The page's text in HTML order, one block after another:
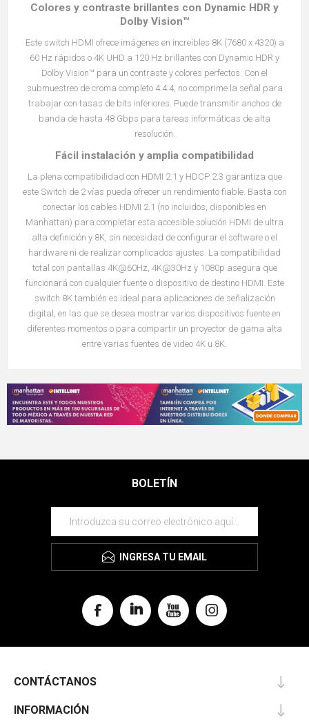
Colores y contraste brillantes con Dynamic HDR y
Dolby Vision™
Este switch HDMI ofrece imágenes en increíbles 8K (7680 x 4320) a
60 Hz rápidos o 4K UHD a 120 Hz brillantes con Dynamic HDR y
Dolby Vision™ para un contraste y colores perfectos. Con el
submuestreo de croma completo 4:4:4, no comprime la señal para
trabajar con tasas de bits inferiores. Puede transmitir anchos de
banda de hasta 48 Gbps para tareas informáticas de alta
resolución.
Fácil instalación y amplia compatibilidad
La plena compatibilidad con HDMI 2.1 y HDCP 2.3 garantiza que
este Switch de 2 vías pueda ofrecer un rendimiento fiable. Basta con
conectar los cables HDMI 2.1 (no incluidos, disponibles en
Manhattan) para completar esta accesible solución HDMI de ultra
alta definición y 8K, sin necesidad de configurar el software o el
hardware ni de realizar complicados ajustes. La compatibilidad
total con pantallas 4K@60Hz, 4K@30Hz y 1080p asegura que
funcionará con cualquier fuente o dispositivo de destino HDMI. Este
switch 8K también es ideal para aplicaciones de señalización
digital, en las que se desea mostrar varios dispositivos fuente en
diferentes momentos o para compartir un proyector de gama alta
entre varias fuentes de video 4K u 8K.
BOLETÍN
INGRESA TU EMAIL
CONTÁCTANOS
INFORMACIÓN